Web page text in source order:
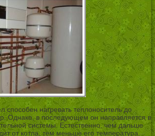
способен нагревать теплоноситель до
Однако, в последующем он направляется в
системы. Естественно, чем дальше
от котла, тем меньше его температура.